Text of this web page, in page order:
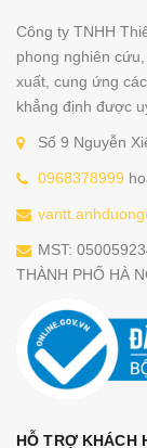
Công ty TNHH
phong nghiên
xuất, cung ứng
khẳng định được
Số 9 Nguyễn
0968378999
MST:
THÀNH PHỐ HÀ
HỖ TRỢ KHÁCH